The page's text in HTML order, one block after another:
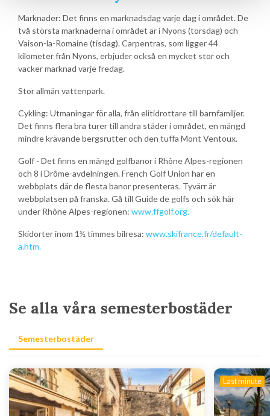
Marknader: Det finns en marknadsdag varje dag i området. De
två största marknaderna i området är i Nyons (torsdag) och
Vaison-la-Romaine (tisdag). Carpentras, som ligger 44
kilometer från Nyons, erbjuder också en mycket stor och
vacker marknad varje fredag.
Stor allmän vattenpark.
Cykling: Utmaningar för alla, från elitidrottare till barnfamiljer.
Det finns flera bra turer till andra städer i området, en mängd
mindre krävande bergsrutter och den tuffa Mont Ventoux.
Golf - Det finns en mängd golfbanor i Rhône Alpes-regionen
och 8 i Drôme-avdelningen. French Golf Union har en
webbplats där de flesta banor presenteras. Tyvärr är
webbplatsen på franska. Gå till Guide de golfs och sök här
under Rhône Alpes-regionen: www.ffgolf.org.
Skidorter inom 1½ timmes bilresa: www.skifrance.fr/default-
a.htm.
Se alla våra semesterbostäder
Semesterbostäder
Last minute